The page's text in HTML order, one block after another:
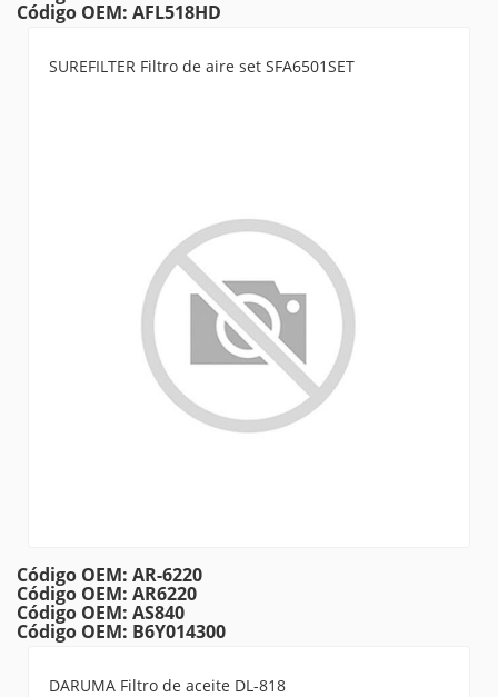
Código OEM: AFL518HD
SUREFILTER Filtro de aire set SFA6501SET
Código OEM: AR-6220
Código OEM: AR6220
Código OEM: AS840
Código OEM: B6Y014300
DARUMA Filtro de aceite DL-818